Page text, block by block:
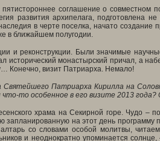
соглашение о совместном
развития архипелага, подготовлена
в черте поселка, начато
в ближайшем полугодии.
и реконструкции. Были значимые
исторический монастырский причал, а
Конечно, визит Патриарха. Немало!
Святейшего Патриарха Кирилла на
то особенное в его визите 2013
храма на Секирной горе. Чудо –
запланированную на этот день
со словами особой молитвы,
и неоднократно упоминается